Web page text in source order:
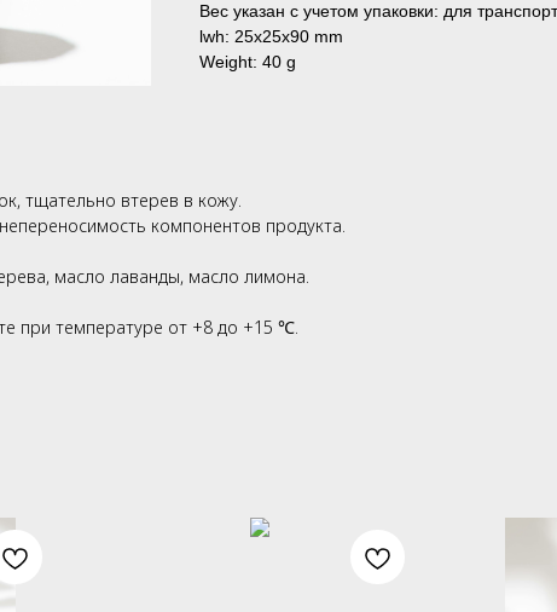
Вес указан с учетом упаковки: для
lwh: 25x25x90 mm
Weight: 40 g
тщательно втерев в кожу.
компонентов продукта.
масло лаванды, масло лимона.
при температуре от +8 до +15 ℃.